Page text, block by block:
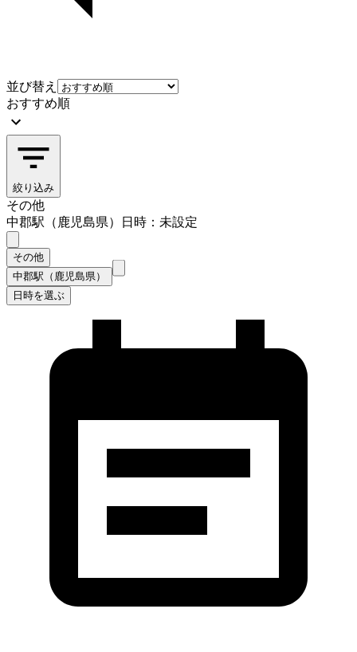
並び替え
おすすめ順
絞り込み
その他
中郡駅（鹿児島県）
日時：未設定
その他
中郡駅（鹿児島県）
日時を選ぶ